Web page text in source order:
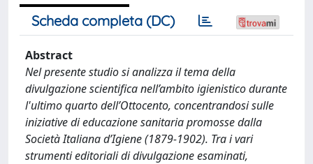
Scheda completa (DC)
Abstract
Nel presente studio si analizza il tema della
divulgazione scientifica nell’ambito igienistico durante
l'ultimo quarto dell’Ottocento, concentrandosi sulle
iniziative di educazione sanitaria promosse dalla
Società Italiana d’Igiene (1879-1902). Tra i vari
strumenti editoriali di divulgazione esaminati,